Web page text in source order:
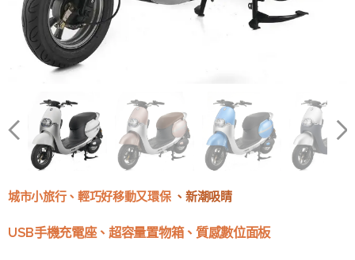
城市小旅行、輕巧好移動又環保 、新潮吸睛
USB手機充電座、超容量置物箱、質感數位面板